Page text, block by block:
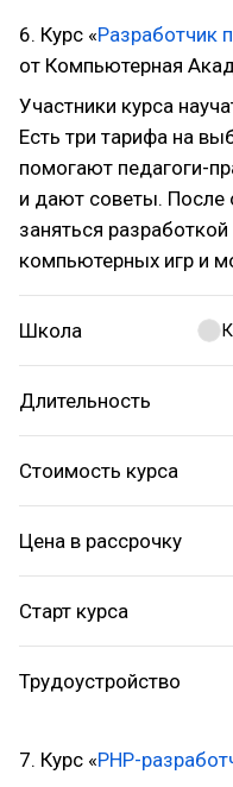
6. Курс «Разработчик
от Компьютерная
Участники курса
Есть три тарифа на
помогают педагоги-
и дают советы. После
заняться
компьютерных игр и
Школа
Длительность
Стоимость курса
Цена в рассрочку
Старт курса
Трудоустройство
7. Курс «PHP-